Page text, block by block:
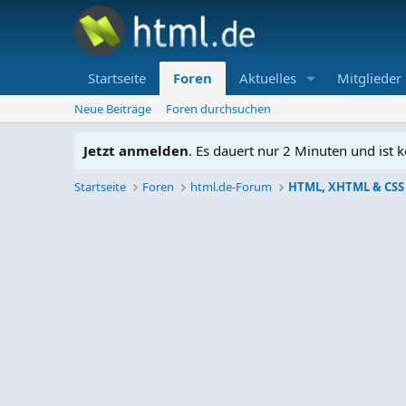
Startseite Foren Aktuelles Mitglieder
Neue Beiträge Foren durchsuchen
Jetzt anmelden. Es dauert nur 2 Minuten und ist
Startseite Foren html.de-Forum HTML, XHTML & CSS